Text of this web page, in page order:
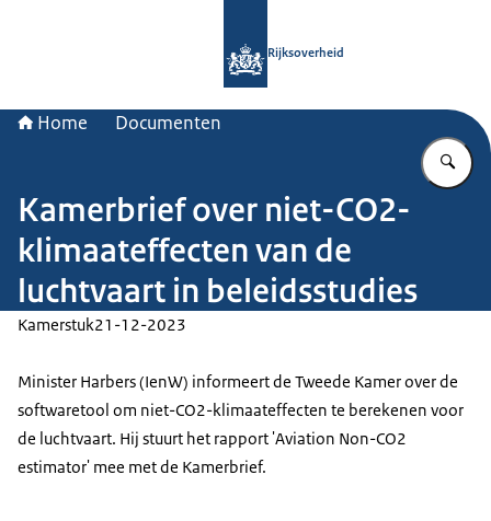
Rijksoverheid
Home Documenten
Kamerbrief over niet-CO2-
klimaateffecten van de
luchtvaart in beleidsstudies
Kamerstuk21-12-2023
Minister Harbers (IenW) informeert de Tweede Kamer over de
softwaretool om niet-CO2-klimaateffecten te berekenen voor
de luchtvaart. Hij stuurt het rapport 'Aviation Non-CO2
estimator' mee met de Kamerbrief.